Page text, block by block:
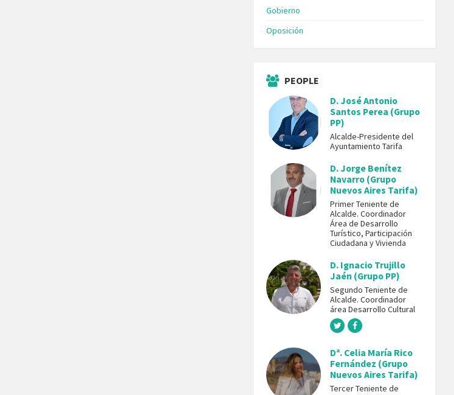
Gobierno
Oposición
PEOPLE
D. José Antonio
Santos Perea (Grupo
PP)
Alcalde-Presidente del
Ayuntamiento Tarifa
D. Jorge Benítez
Navarro (Grupo
Nuevos Aires Tarifa)
Primer Teniente de
Alcalde. Coordinador
Área de Desarrollo
Turístico, Participación
Ciudadana y Vivienda
D. Ignacio Trujillo
Jaén (Grupo PP)
Segundo Teniente de
Alcalde. Coordinador
área Desarrollo Cultural
Dª. Celia María Rico
Fernández (Grupo
Nuevos Aires Tarifa)
Tercer Teniente de